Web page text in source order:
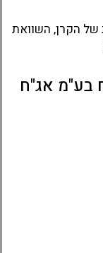
של הקרן, השוואת
בע"מ אג"ח